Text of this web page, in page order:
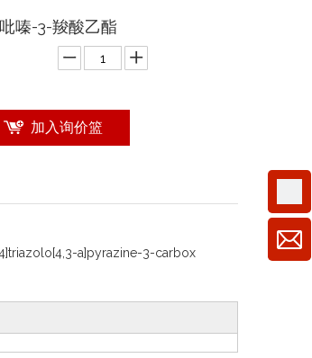
嗪-3-羧酸乙酯
加入询价篮
a]pyrazine-3-carbox